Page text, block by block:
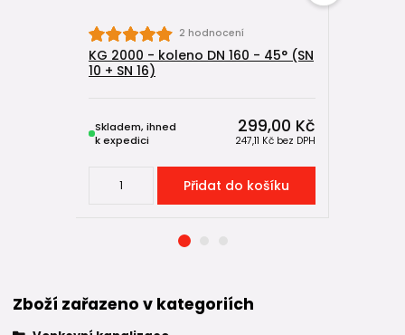
2 hodnocení
KG 2000 - koleno DN 160 - 45° (SN
10 + SN 16)
299,00 Kč
247,11 Kč bez DPH
Skladem, ihned
k expedici
Přidat do košíku
Zboží zařazeno v kategoriích